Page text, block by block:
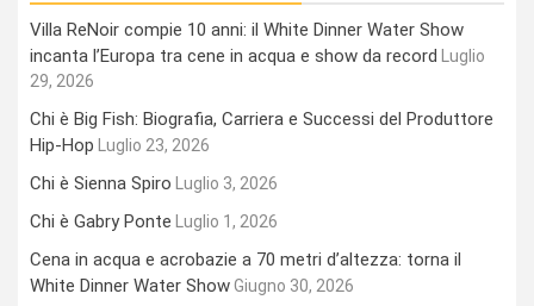
Villa ReNoir compie 10 anni: il White Dinner Water Show
incanta l’Europa tra cene in acqua e show da record
Luglio
29, 2026
Chi è Big Fish: Biografia, Carriera e Successi del Produttore
Hip-Hop
Luglio 23, 2026
Chi è Sienna Spiro Luglio 3, 2026
Chi è Gabry Ponte Luglio 1, 2026
Cena in acqua e acrobazie a 70 metri d’altezza: torna il
White Dinner Water ShowGiugno 30, 2026